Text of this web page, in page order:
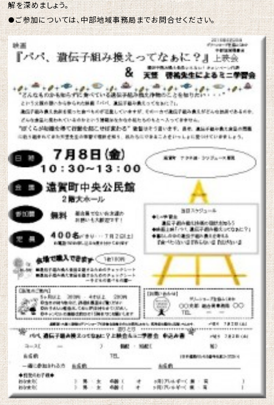
解を深めましょう。
●ご参加については、中部地域事務局までお問合せください。